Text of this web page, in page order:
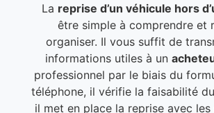
La reprise d’un véhicule hors
être simple à comprendre et
organiser. Il vous suffit de
informations utiles à un
professionnel par le biais du
téléphone, il vérifie la faisabilité
il met en place la reprise avec les